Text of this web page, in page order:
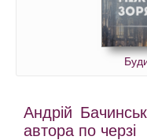
Андрій
автора по черзі